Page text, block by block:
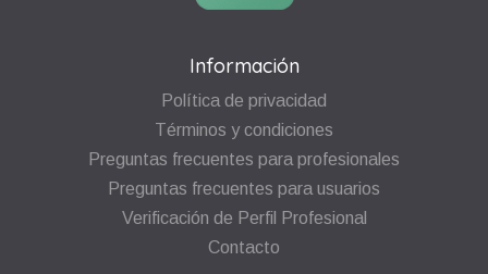
Información
Política de privacidad
Términos y condiciones
Preguntas frecuentes para profesionales
Preguntas frecuentes para usuarios
Verificación de Perfil Profesional
Contacto